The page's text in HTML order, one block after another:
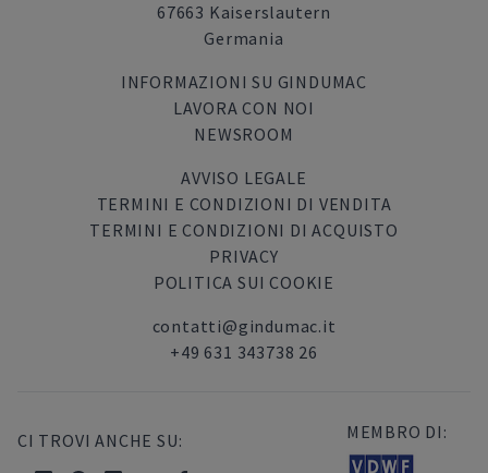
67663 Kaiserslautern
Germania
INFORMAZIONI SU GINDUMAC
LAVORA CON NOI
NEWSROOM
AVVISO LEGALE
TERMINI E CONDIZIONI DI VENDITA
TERMINI E CONDIZIONI DI ACQUISTO
PRIVACY
POLITICA SUI COOKIE
contatti@gindumac.it
+49 631 343738 26
CI TROVI ANCHE SU: MEMBRO DI: